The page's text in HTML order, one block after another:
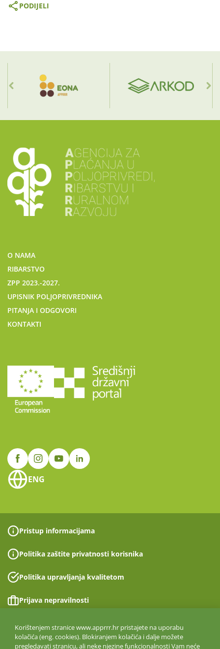
PODIJELI
O NAMA
RIBARSTVO
ZPP 2023.-2027.
UPISNIK POLJOPRIVREDNIKA
PITANJA I ODGOVORI
KONTAKTI
ENG
Pristup informacijama
Politika zaštite privatnosti korisnika
Politika upravljanja kvalitetom
Prijava nepravilnosti
Izjava o pristupačnosti
Politika informacijske sigurnosti
Korištenjem stranice www.apprrr.hr pristajete na uporabu
kolačića (eng. cookies). Blokiranjem kolačića i dalje možete
pregledavati stranicu, ali neke njezine funkcionalnosti Vam neće